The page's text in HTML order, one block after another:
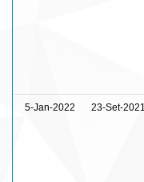
5-Jan-2022 23-Set-2021